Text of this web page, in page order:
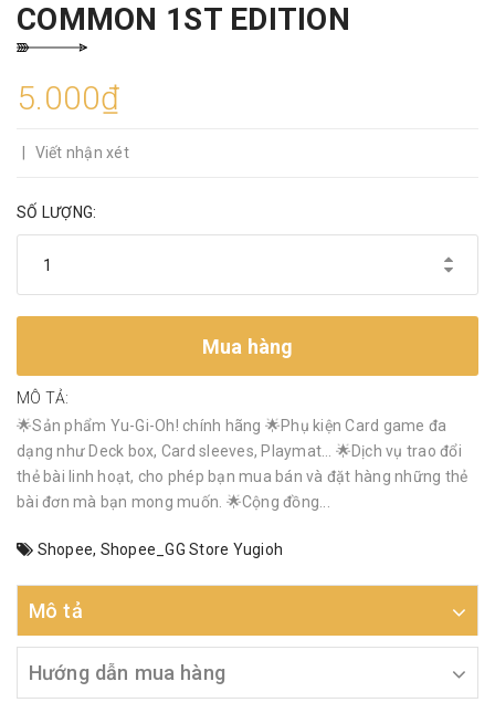
COMMON 1ST EDITION
5.000₫
Viết nhận xét
SỐ LƯỢNG:
Mua hàng
MÔ TẢ:
🌟Sản phẩm Yu-Gi-Oh! chính hãng 🌟Phụ kiện Card game đa
dạng như Deck box, Card sleeves, Playmat… 🌟Dịch vụ trao đổi
thẻ bài linh hoạt, cho phép bạn mua bán và đặt hàng những thẻ
bài đơn mà bạn mong muốn. 🌟Cộng đồng...
Shopee, Shopee_GG Store Yugioh
Mô tả
Hướng dẫn mua hàng